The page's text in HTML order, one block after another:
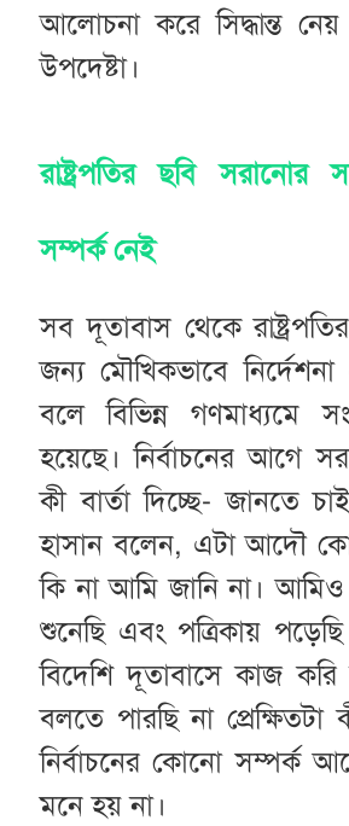
আলোচনা করে সিদ্ধান্ত
উপদেষ্টা।
রাষ্ট্রপতির ছবি সরানোর
সম্পর্ক নেই
সব দূতাবাস থেকে
জন্য মৌখিকভাবে
বলে বিভিন্ন গণমাধ্যমে
হয়েছে। নির্বাচনের আগে
কী বার্তা দিচ্ছে- জানতে
হাসান বলেন, এটা আদৌ
কি না আমি জানি না।
শুনেছি এবং পত্রিকায়
বিদেশি দূতাবাসে কাজ
বলতে পারছি না প্রেক্ষিতটা
নির্বাচনের কোনো সম্পর্ক
মনে হয় না।